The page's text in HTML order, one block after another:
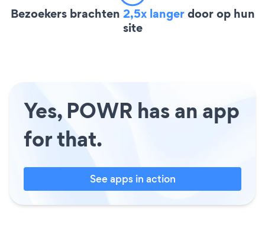
Bezoekers brachten 2,5x langerdoor op hun
site
Yes, POWR has an app
for that.
See apps in action